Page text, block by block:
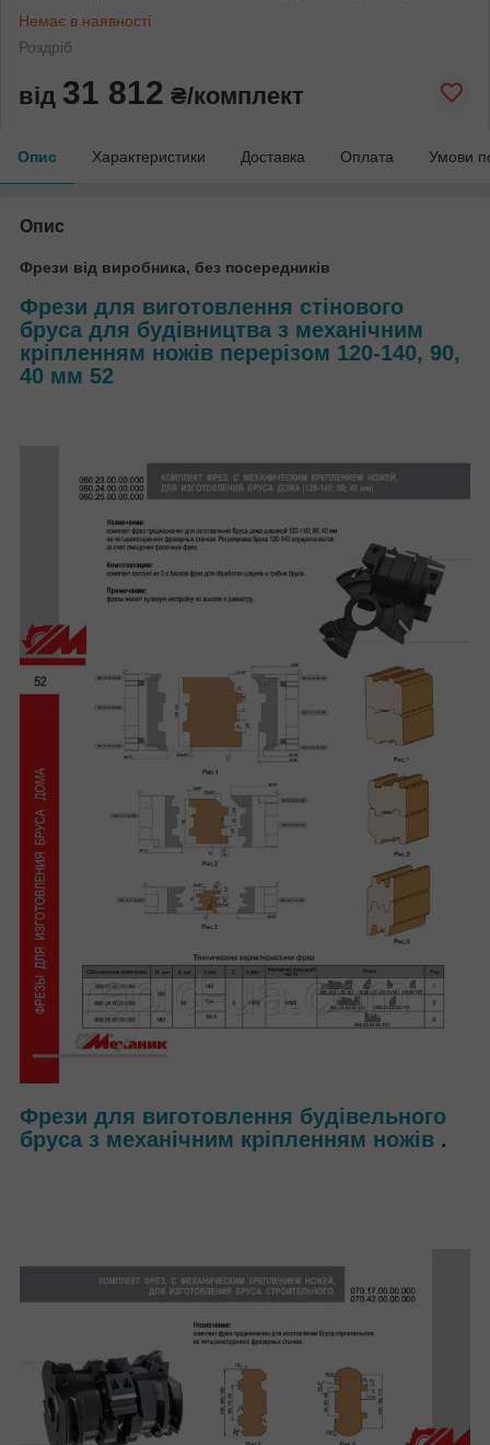
Немає в наявності
Роздріб
від 31 812 ₴/комплект
Опис Характеристики Доставка Оплата Умови
Опис
Фрези від виробника, без посередників
Фрези для виготовлення стінового
бруса для будівництва з механічним
кріпленням ножів перерізом 120-140, 90,
40 мм 52
Фрези для виготовлення будівельного
бруса з механічним кріпленням ножів .